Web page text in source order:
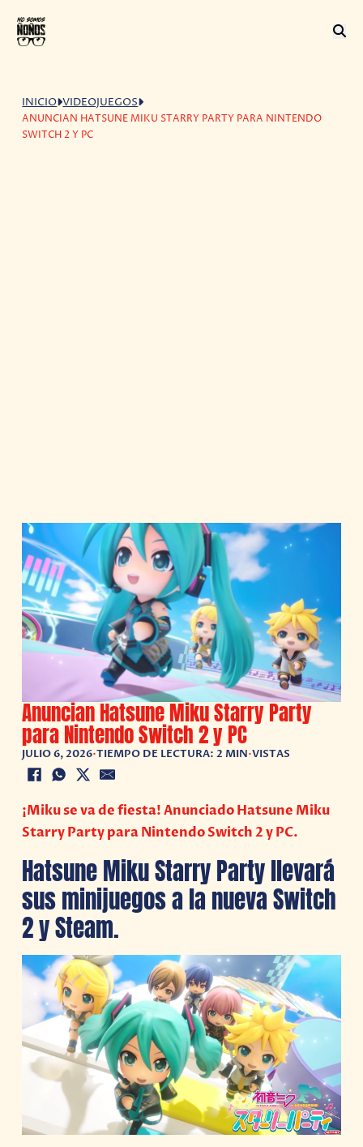
INICIO VIDEOJUEGOS
ANUNCIAN HATSUNE MIKU STARRY PARTY PARA NINTENDO
SWITCH 2 Y PC
Anuncian Hatsune Miku Starry Party
para Nintendo Switch 2 y PC
JULIO 6, 2026•TIEMPO DE LECTURA: 2 MIN•VISTAS
¡Miku se va de fiesta! Anunciado Hatsune Miku
Starry Party para Nintendo Switch 2 y PC.
Hatsune Miku Starry Party llevará
sus minijuegos a la nueva Switch
2 y Steam.